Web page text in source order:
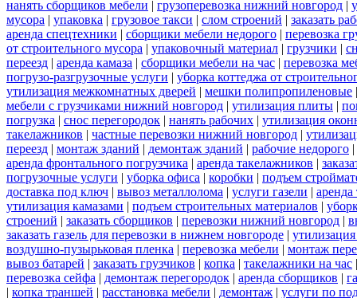
нанять сборщиков мебели | грузоперевозка нижний новгород |
мусора | упаковка | грузовое такси | слом строений | заказать
аренда спецтехники | сборщики мебели недорого | перевозка
от строительного мусора | упаковочный материал | грузчики |
переезд | аренда камаза | сборщики мебели на час | перевозка
погрузо-разгрузочные услуги | уборка коттеджа от
утилизация межкомнатных дверей | мешки полипропиленовые
мебели с грузчиками нижний новгород | утилизация плиты |
погрузка | снос перегородок | нанять рабочих | утилизация
такелажников | частные перевозки нижний новгород |
переезд | монтаж зданий | демонтаж зданий | рабочие недорого |
аренда фронтального погрузчика | аренда такелажников |
погрузочные услуги | уборка офиса | коробки | подъем
доставка под ключ | вывоз металлолома | услуги газели | аренда
утилизация камазами | подъем строительных материалов |
строений | заказать сборщиков | перевозки нижний новгород |
заказать газель для перевозки в нижнем новгороде |
воздушно-пузырьковая пленка | перевозка мебели | монтаж
вывоз батарей | заказать грузчиков | копка | такелажники на час
перевозка сейфа | демонтаж перегородок | аренда сборщиков |
| копка траншей | расстановка мебели | демонтаж | услуги по